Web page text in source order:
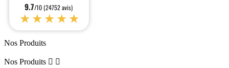
9.7/10 (24752 avis)
★★★★★
Nos Produits
Nos Produits  